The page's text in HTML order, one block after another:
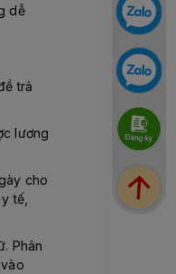
dễ
trả
lương
cho
tế,
Phân